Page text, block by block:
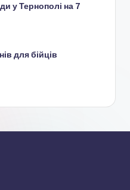
у Тернополі на 7
для бійців